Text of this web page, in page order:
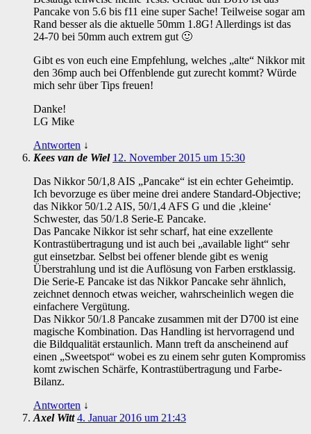
Pancake von 5.6 bis f11 eine super Sache! Teilweise sogar am
Rand besser als die aktuelle 50mm 1.8G! Allerdings ist das
24-70 bei 50mm auch extrem gut 🙂
Gibt es von euch eine Empfehlung, welches „alte“ Nikkor mit
den 36mp auch bei Offenblende gut zurecht kommt? Würde
mich sehr über Tips freuen!
Danke!
LG Mike
Antworten ↓
Kees van de Wiel 12. November 2015 um 15:30
Das Nikkor 50/1,8 AIS „Pancake“ ist ein echter Geheimtip.
Ich bevorzuge es über meine drei andere Standard-Objective;
das Nikkor 50/1.2 AIS, 50/1,4 AFS G und die ‚kleine‘
Schwester, das 50/1.8 Serie-E Pancake.
Das Pancake Nikkor ist sehr scharf, hat eine exzellente
Kontrastübertragung und ist auch bei „available light“ sehr
gut einsetzbar. Selbst bei offener blende gibt es wenig
Überstrahlung und ist die Auflösung von Farben erstklassig.
Die Serie-E Pancake ist das Nikkor Pancake sehr ähnlich,
zeichnet dennoch etwas weicher, wahrscheinlich wegen die
einfachere Vergütung.
Das Nikkor 50/1.8 Pancake zusammen mit der D700 ist eine
magische Kombination. Das Handling ist hervorragend und
die Bildqualität erstaunlich. Mann treft da anscheinend auf
einen „Sweetspot“ wobei es zu einem sehr guten Kompromiss
komt zwischen Schärfe, Kontrastübertragung und Farbe-
Bilanz.
Antworten ↓
Axel Witt 4. Januar 2016 um 21:43